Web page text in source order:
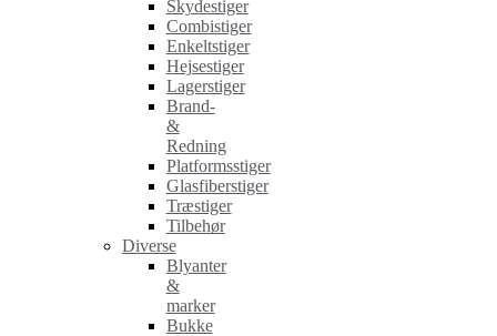
Skydestiger
Combistiger
Enkeltstiger
Hejsestiger
Lagerstiger
Brand-
&
Redning
Platformsstiger
Glasfiberstiger
Træstiger
Tilbehør
Diverse
Blyanter
&
marker
Bukke